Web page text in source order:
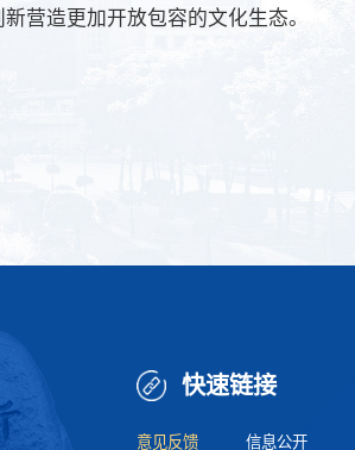
营造更加开放包容的文化生态。
快速链接
意见反馈 信息公开